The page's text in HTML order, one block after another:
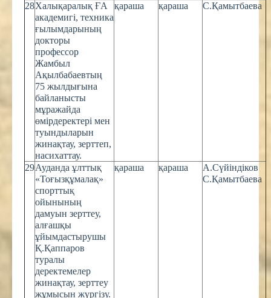
28Халықаралық ҒА
академигі, техника
ғылымдарының
докторы
профессор
Жамбыл
Ақылбабаевтың
75 жылдығына
байланысты
мұражайда
өмірдеректері мен
туындыларын
жинақтау, зерттеп,
насихаттау.
қараша қараша С.Қамытбаева
29Ауданда ұлттық
«Тоғызқұмалақ»
спорттық
ойынының
дамуын зерттеу,
алғашқы
ұйымдастырушы
Қ.Қаппаров
туралы
деректемелер
жинақтау, зерттеу
жұмысын жүргізу.
қараша қараша
А.Сүйіндіков
С.Қамытбаева